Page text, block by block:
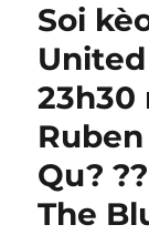
Soi
23h30
Qu?
The